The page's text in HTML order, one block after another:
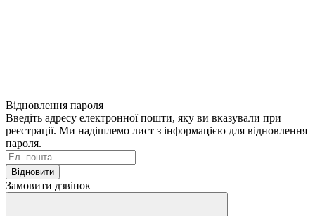
Відновлення пароля
Введіть адресу електронної пошти, яку ви вказували при
реєстрації. Ми надішлемо лист з інформацією для відновлення
пароля.
Відновити
Замовити дзвінок